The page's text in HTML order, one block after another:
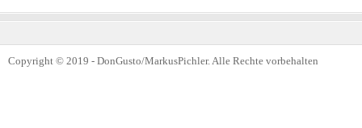
Copyright © 2019 - DonGusto/MarkusPichler. Alle Rechte vorbehalten